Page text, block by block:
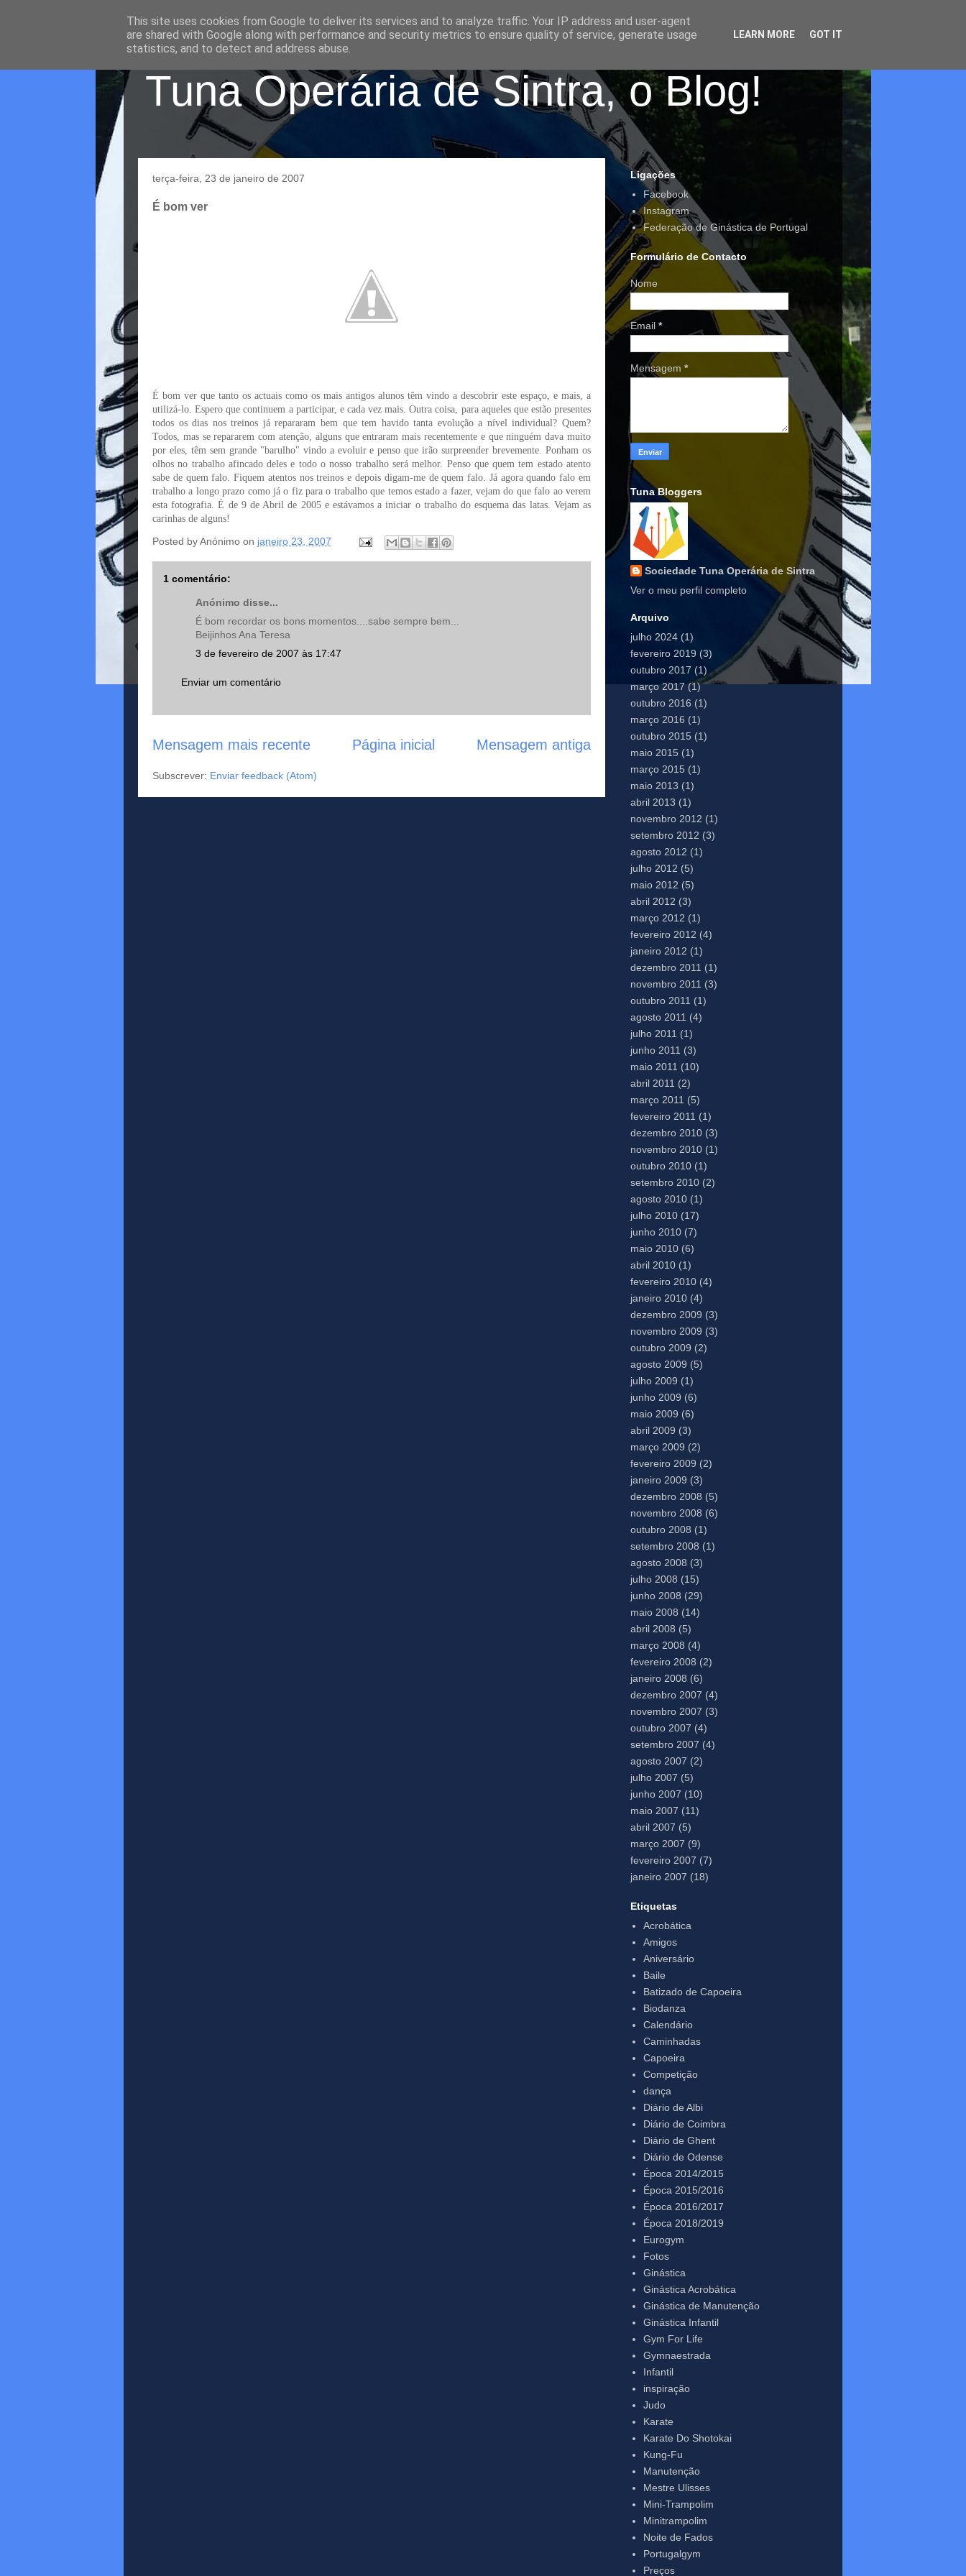
Tuna Operária de Sintra, o Blog!
terça-feira, 23 de janeiro de 2007
É bom ver
É bom ver que tanto os actuais como os mais antigos alunos têm vindo a descobrir este espaço, e mais, a
utilizá-lo. Espero que continuem a participar, e cada vez mais. Outra coisa, para aqueles que estão presentes
todos os dias nos treinos já repararam bem que tem havido tanta evolução a nível individual? Quem?
Todos, mas se repararem com atenção, alguns que entraram mais recentemente e que ninguém dava muito
por eles, têm sem grande "barulho" vindo a evoluir e penso que irão surpreender brevemente. Ponham os
olhos no trabalho afincado deles e todo o nosso trabalho será melhor. Penso que quem tem estado atento
sabe de quem falo. Fiquem atentos nos treinos e depois digam-me de quem falo. Já agora quando falo em
trabalho a longo prazo como já o fiz para o trabalho que temos estado a fazer, vejam do que falo ao verem
esta fotografia. É de 9 de Abril de 2005 e estávamos a iniciar o trabalho do esquema das latas. Vejam as
carinhas de alguns!
Posted byAnónimo on janeiro 23, 2007
1 comentário:
Anónimo disse...
É bom recordar os bons momentos....sabe sempre bem...
Beijinhos Ana Teresa
3 de fevereiro de 2007 às 17:47
Enviar um comentário
Mensagem mais recente Mensagem antiga
Página inicial
Subscrever: Enviar feedback (Atom)
Ligações
Facebook
Instagram
Federação de Ginástica de Portugal
Formulário de Contacto
Nome
Email *
Mensagem *
Tuna Bloggers
Sociedade Tuna Operária de Sintra
Ver o meu perfil completo
Arquivo
julho 2024 (1)
fevereiro 2019 (3)
outubro 2017 (1)
março 2017 (1)
outubro 2016 (1)
março 2016 (1)
outubro 2015 (1)
maio 2015 (1)
março 2015 (1)
maio 2013 (1)
abril 2013 (1)
novembro 2012 (1)
setembro 2012 (3)
agosto 2012 (1)
julho 2012 (5)
maio 2012 (5)
abril 2012 (3)
março 2012 (1)
fevereiro 2012 (4)
janeiro 2012 (1)
dezembro 2011 (1)
novembro 2011 (3)
outubro 2011 (1)
agosto 2011 (4)
julho 2011 (1)
junho 2011 (3)
maio 2011 (10)
abril 2011 (2)
março 2011 (5)
fevereiro 2011 (1)
dezembro 2010 (3)
novembro 2010 (1)
outubro 2010 (1)
setembro 2010 (2)
agosto 2010 (1)
julho 2010 (17)
junho 2010 (7)
maio 2010 (6)
abril 2010 (1)
fevereiro 2010 (4)
janeiro 2010 (4)
dezembro 2009 (3)
novembro 2009 (3)
outubro 2009 (2)
agosto 2009 (5)
julho 2009 (1)
junho 2009 (6)
maio 2009 (6)
abril 2009 (3)
março 2009 (2)
fevereiro 2009 (2)
janeiro 2009 (3)
dezembro 2008 (5)
novembro 2008 (6)
outubro 2008 (1)
setembro 2008 (1)
agosto 2008 (3)
julho 2008 (15)
junho 2008 (29)
maio 2008 (14)
abril 2008 (5)
março 2008 (4)
fevereiro 2008 (2)
janeiro 2008 (6)
dezembro 2007 (4)
novembro 2007 (3)
outubro 2007 (4)
setembro 2007 (4)
agosto 2007 (2)
julho 2007 (5)
junho 2007 (10)
maio 2007 (11)
abril 2007 (5)
março 2007 (9)
fevereiro 2007 (7)
janeiro 2007 (18)
Etiquetas
Acrobática
Amigos
Aniversário
Baile
Batizado de Capoeira
Biodanza
Calendário
Caminhadas
Capoeira
Competição
dança
Diário de Albi
Diário de Coimbra
Diário de Ghent
Diário de Odense
Época 2014/2015
Época 2015/2016
Época 2016/2017
Época 2018/2019
Eurogym
Fotos
Ginástica
Ginástica Acrobática
Ginástica de Manutenção
Ginástica Infantil
Gym For Life
Gymnaestrada
Infantil
inspiração
Judo
Karate
Karate Do Shotokai
Kung-Fu
Manutenção
Mestre Ulisses
Mini-Trampolim
Minitrampolim
Noite de Fados
Portugalgym
Preços
This site uses cookies from Google to deliver its services and to analyze traffic. Your IP address and user-agent
are shared with Google along with performance and security metrics to ensure quality of service, generate usage
statistics, and to detect and address abuse.
LEARN MORE GOT IT